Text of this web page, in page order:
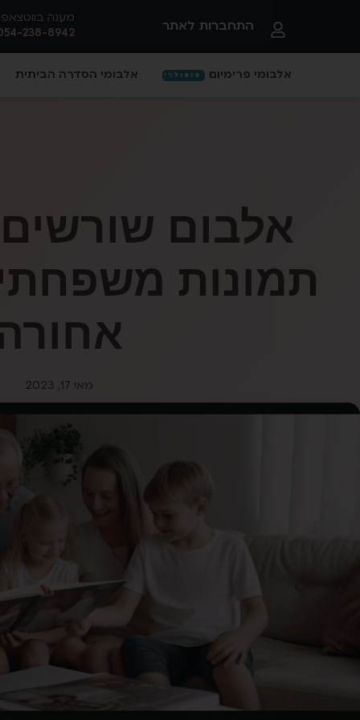
התחברות לאתר
מענה בווטצאפ
238-8942
אלבומי פרימיום פופולרי אלבומי הסדרה הביתית
אלבום
תמונות
מאי 17, 2023